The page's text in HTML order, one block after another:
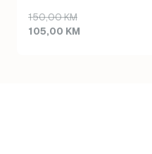
150,00KM
Original
price
105,00 KM
Current
price